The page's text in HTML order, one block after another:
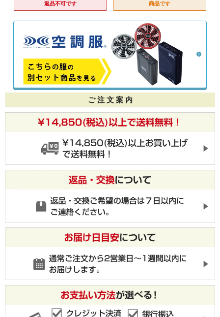
返品不可です
商品です
ご 注 文 案 内